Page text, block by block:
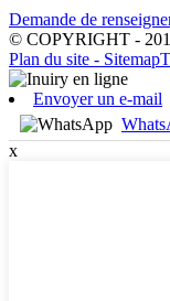
Demande de
© COPYRIGHT -
Plan du site -
Envoyer un e-mail
x